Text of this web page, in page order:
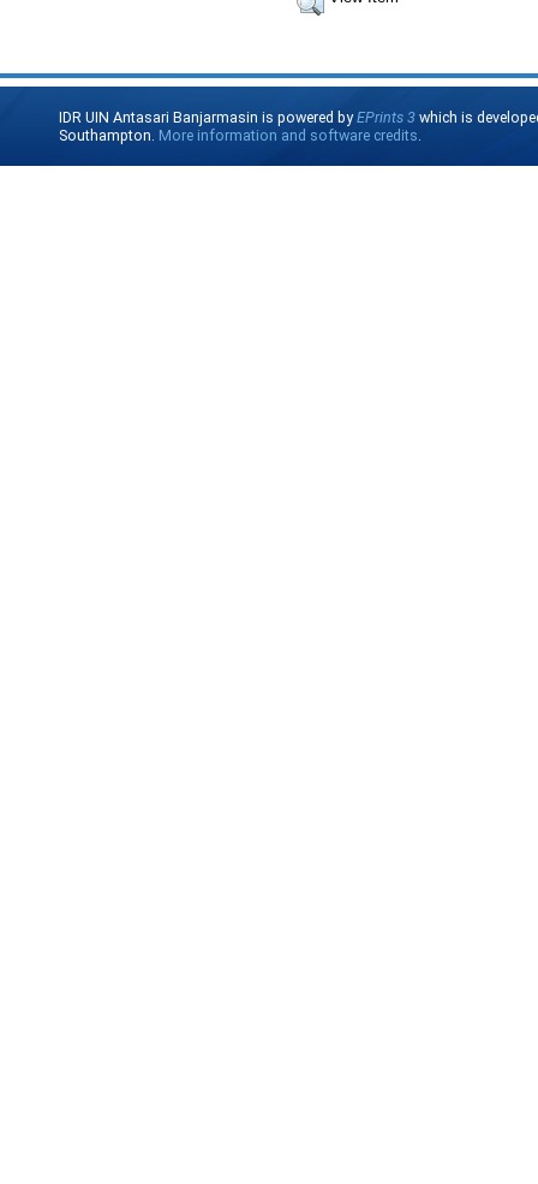
IDR UIN Antasari Banjarmasin is powered byEPrints 3 which is
Southampton. More information and software credits.